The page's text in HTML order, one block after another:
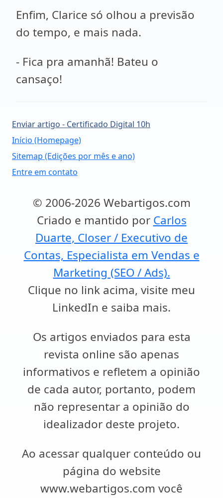
Enfim, Clarice só olhou a previsão
do tempo, e mais nada.
- Fica pra amanhã! Bateu o
cansaço!
Enviar artigo - Certificado Digital 10h
Início (Homepage)
Sitemap (Edições por mês e ano)
Entre em contato
© 2006-2026 Webartigos.com
Criado e mantido por Carlos
Duarte, Closer / Executivo de
Contas, Especialista em Vendas e
Marketing (SEO / Ads).
Clique no link acima, visite meu
LinkedIn e saiba mais.
Os artigos enviados para esta
revista online são apenas
informativos e refletem a opinião
de cada autor, portanto, podem
não representar a opinião do
idealizador deste projeto.
Ao acessar qualquer conteúdo ou
página do website
www.webartigos.com você